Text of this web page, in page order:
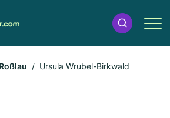
Ursula Wrubel-Birkwald